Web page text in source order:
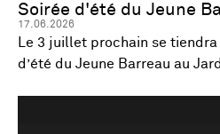
Soirée d'été du Jeune
17.06.2026
Le 3 juillet prochain se
d’été du Jeune Barreau au